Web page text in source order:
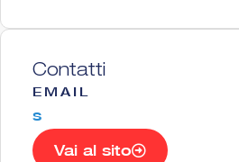
Contatti
EMAIL
s
Vai al sito